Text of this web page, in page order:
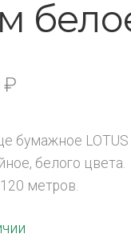
₽
бумажное LOTUS
белого цвета.
метров.